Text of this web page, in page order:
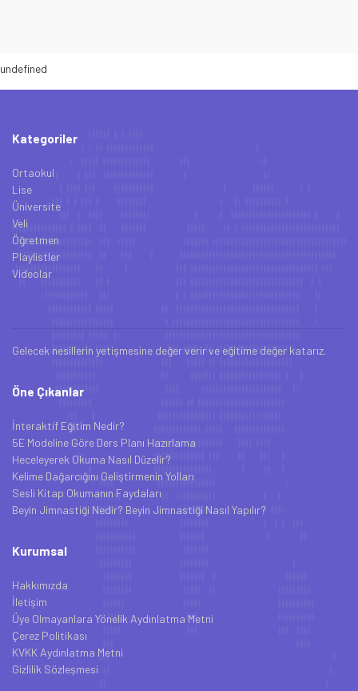
undefined
Kategoriler
Ortaokul
Lise
Üniversite
Veli
Öğretmen
Playlistler
Videolar
Gelecek nesillerin yetişmesine değer verir ve eğitime değer katarız.
Öne Çıkanlar
İnteraktif Eğitim Nedir?
5E Modeline Göre Ders Planı Hazırlama
Heceleyerek Okuma Nasıl Düzelir?
Kelime Dağarcığını Geliştirmenin Yolları
Sesli Kitap Okumanın Faydaları
Beyin Jimnastiği Nedir? Beyin Jimnastiği Nasıl Yapılır?
Kurumsal
Hakkımızda
İletişim
Üye Olmayanlara Yönelik Aydınlatma Metni
Çerez Politikası
KVKK Aydınlatma Metni
Gizlilik Sözleşmesi